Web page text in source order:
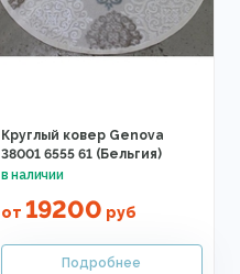
Круглый ковер Genova
38001 6555 61 (Бельгия)
от 19200 руб